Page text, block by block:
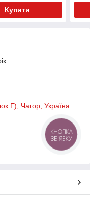
Купити
Г), Чагор, Україна
КНОПКА
ЗВ'ЯЗКУ